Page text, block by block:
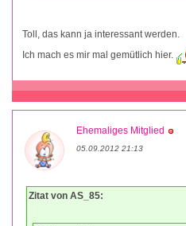
Toll, das kann ja interessant werden.
Ich mach es mir mal gemütlich hier.
Ehemaliges Mitglied
05.09.2012 21:13
Zitat von AS_85: